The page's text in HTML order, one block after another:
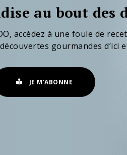
au bout des
accédez à une foule de
gourmandes d’ici
JE M'ABONNE